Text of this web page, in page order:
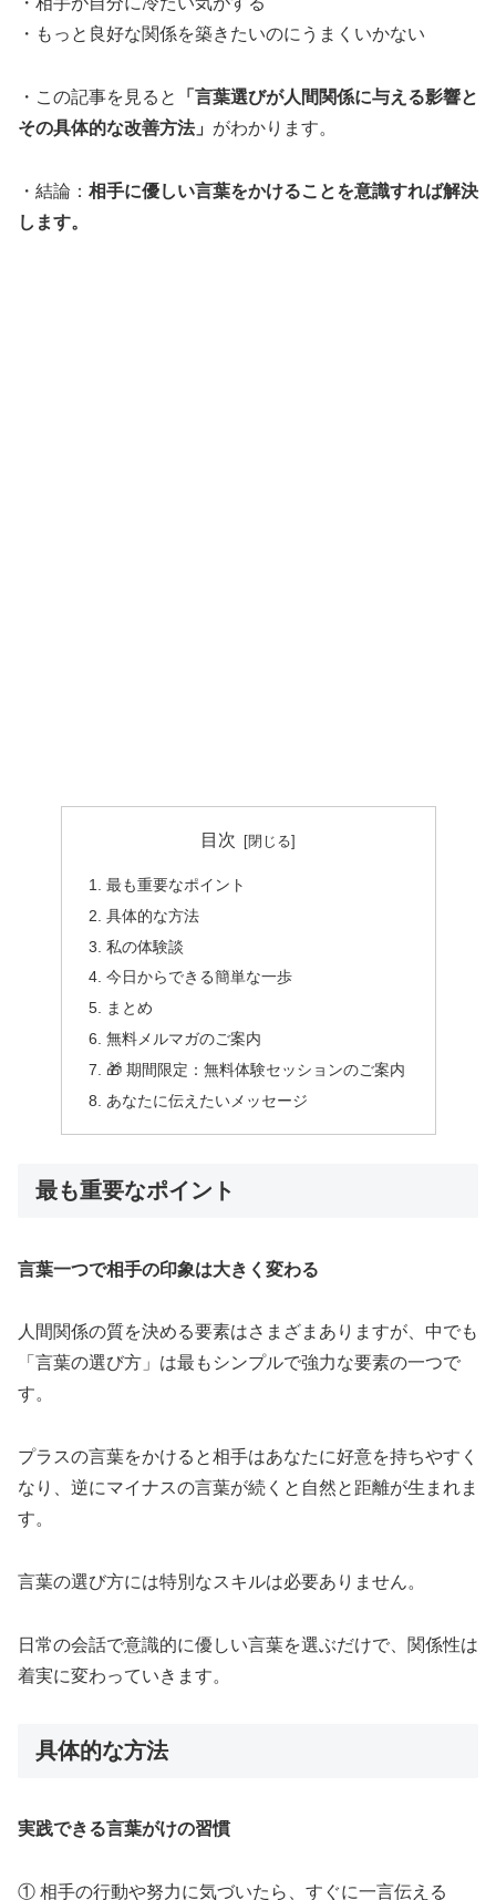
・もっと良好な関係を築きたいのにうまくいかない
・この記事を見ると
「言葉選びが人間関係に与える影響と
その具体的な改善方法」 がわかります。
・結論： 相手に優しい言葉をかけることを意識すれば解決
します。
目次
最も重要なポイント
具体的な方法
私の体験談
今日からできる簡単な一歩
まとめ
無料メルマガのご案内
🎁 期間限定：無料体験セッションのご案内
あなたに伝えたいメッセージ
最も重要なポイント
言葉一つで相手の印象は大きく変わる
人間関係の質を決める要素はさまざまありますが、中でも
「言葉の選び方」は最もシンプルで強力な要素の一つで
す。
プラスの言葉をかけると相手はあなたに好意を持ちやすく
なり、逆にマイナスの言葉が続くと自然と距離が生まれま
す。
言葉の選び方には特別なスキルは必要ありません。
日常の会話で意識的に優しい言葉を選ぶだけで、関係性は
着実に変わっていきます。
具体的な方法
実践できる言葉がけの習慣
① 相手の行動や努力に気づいたら、すぐに一言伝える